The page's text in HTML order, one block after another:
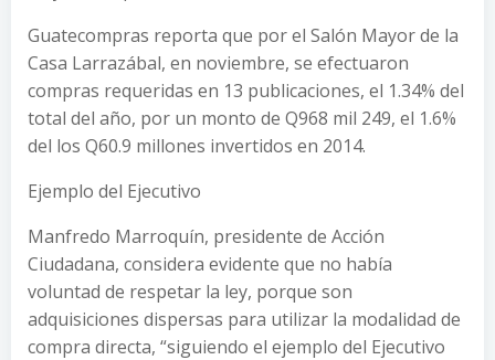
Guatecompras reporta que por el Salón Mayor de la
Casa Larrazábal, en noviembre, se efectuaron
compras requeridas en 13 publicaciones, el 1.34% del
total del año, por un monto de Q968 mil 249, el 1.6%
del los Q60.9 millones invertidos en 2014.
Ejemplo del Ejecutivo
Manfredo Marroquín, presidente de Acción
Ciudadana, considera evidente que no había
voluntad de respetar la ley, porque son
adquisiciones dispersas para utilizar la modalidad de
compra directa, “siguiendo el ejemplo del Ejecutivo